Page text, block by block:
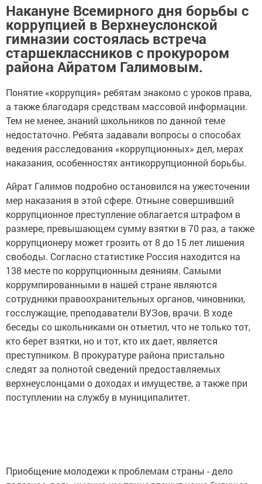
Накануне Всемирного дня борьбы с
коррупцией в Верхнеуслонской
гимназии состоялась встреча
старшеклассников с прокурором
района Айратом Галимовым.
Понятие «коррупция» ребятам знакомо с уроков права,
а также благодаря средствам массовой информации.
Тем не менее, знаний школьников по данной теме
недостаточно. Ребята задавали вопросы о способах
ведения расследования «коррупционных» дел, мерах
наказания, особенностях антикоррупционной борьбы.
Айрат Галимов подробно остановился на ужесточении
мер наказания в этой сфере. Отныне совершивший
коррупционное преступление облагается штрафом в
размере, превышающем сумму взятки в 70 раз, а также
коррупционеру может грозить от 8 до 15 лет лишения
свободы. Согласно статистике Россия находится на
138 месте по коррупционным деяниям. Самыми
коррумпированными в нашей стране являются
сотрудники правоохранительных органов, чиновники,
госслужащие, преподаватели ВУЗов, врачи. В ходе
беседы со школьниками он отметил, что не только тот,
кто берет взятки, но и тот, кто их дает, является
преступником. В прокуратуре района пристально
следят за полнотой сведений предоставляемых
верхнеуслонцами о доходах и имуществе, а также при
поступлении на службу в муниципалитет.
Приобщение молодежи к проблемам страны - дело